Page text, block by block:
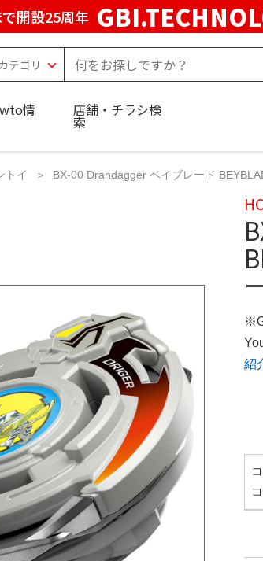
で開設25周年
情 店舗・チラシ検
索
トイ BX-00 Drandagger ベイブレード
紹